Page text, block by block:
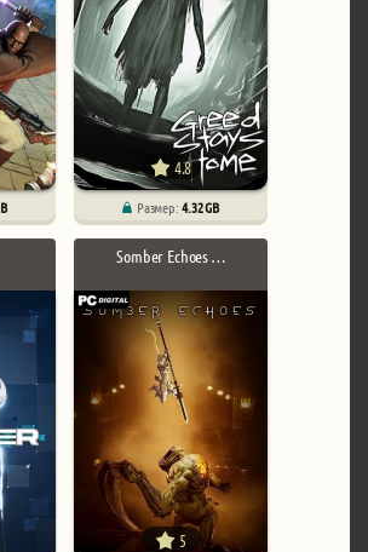
4.8
Размер:4.32 GB
Somber Echoes …
5